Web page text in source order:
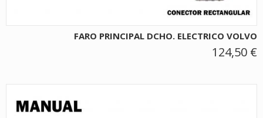
FARO PRINCIPAL DCHO. ELECTRICO VOLVO
124,50 €